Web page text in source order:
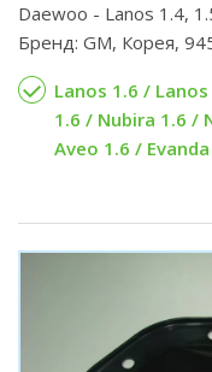
Daewoo - Lanos 1.4,
Бренд: GM, Корея,
Lanos 1.6 /
1.6 / Nubira 1.6 /
Aveo 1.6 /